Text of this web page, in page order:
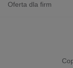
Oferta dla firm